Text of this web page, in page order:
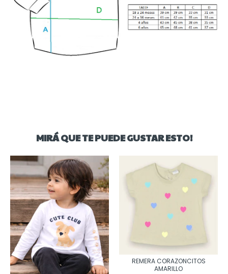
MIRÁ QUE TE PUEDE GUSTAR ESTO!
REMERA CORAZONCITOS
AMARILLO